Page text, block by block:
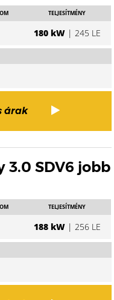
TELJESÍTMÉNY
180 kW| 245 LE
árak
3.0 SDV6 jobb
TELJESÍTMÉNY
188 kW| 256 LE